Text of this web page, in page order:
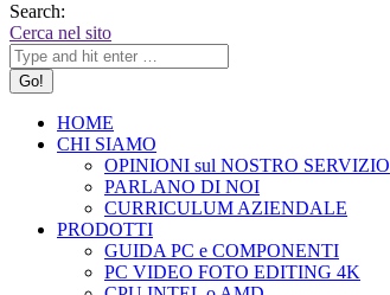
Search:
Cerca nel sito
HOME
CHI SIAMO
OPINIONI sul NOSTRO SERVIZIO
PARLANO DI NOI
CURRICULUM AZIENDALE
PRODOTTI
GUIDA PC e COMPONENTI
PC VIDEO FOTO EDITING 4K